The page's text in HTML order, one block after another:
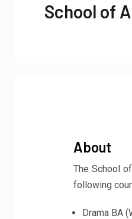
School of
About
The School
following
Drama BA